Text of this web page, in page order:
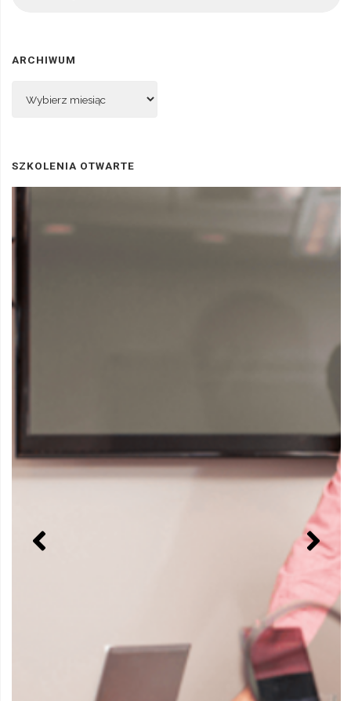
ARCHIWUM
SZKOLENIA OTWARTE